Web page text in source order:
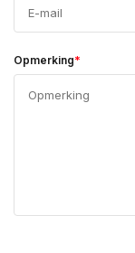
Opmerking*